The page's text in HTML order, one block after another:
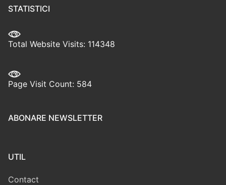
STATISTICI
Total Website Visits: 114348
Page Visit Count: 584
ABONARE NEWSLETTER
UTIL
Contact